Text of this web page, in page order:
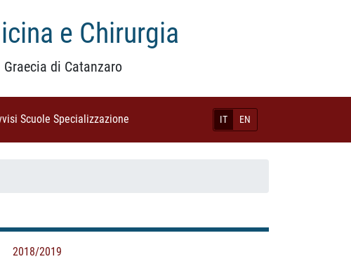
e Chirurgia
di Catanzaro
IT EN
Scuole Specializzazione
2018/2019